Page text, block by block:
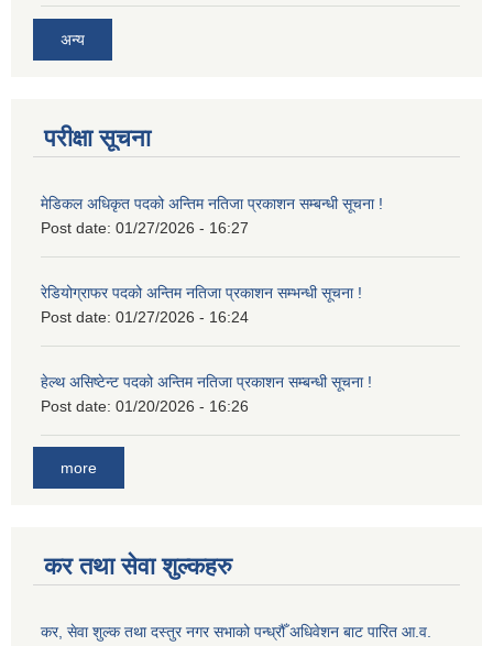
अन्य
परीक्षा सूचना
मेडिकल अधिकृत पदको अन्तिम नतिजा प्रकाशन सम्बन्धी सूचना !
Post date: 01/27/2026 - 16:27
रेडियोग्राफर पदको अन्तिम नतिजा प्रकाशन सम्भन्धी सूचना !
Post date: 01/27/2026 - 16:24
हेल्थ असिष्टेन्ट पदको अन्तिम नतिजा प्रकाशन सम्बन्धी सूचना !
Post date: 01/20/2026 - 16:26
more
कर तथा सेवा शुल्कहरु
कर, सेवा शुल्क तथा दस्तुर नगर सभाको पन्ध्रौँ अधिवेशन बाट पारित आ.व.